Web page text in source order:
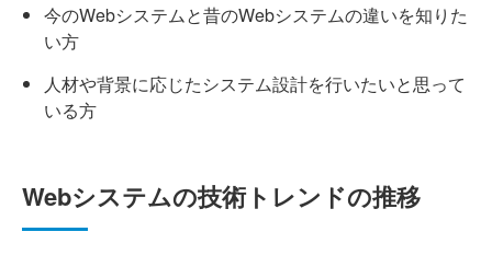
今のWebシステムと昔のWebシステムの違いを知りた
い方
人材や背景に応じたシステム設計を行いたいと思って
いる方
Webシステムの技術トレンドの推移